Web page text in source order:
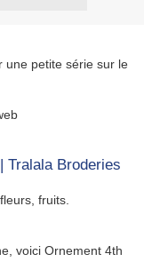
une petite série sur le
Tralala Broderies
fruits.
voici Ornement 4th